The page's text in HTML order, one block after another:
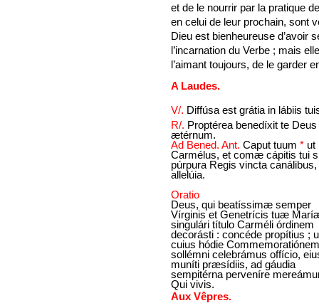
et de le nourrir par la pratique
en celui de leur prochain, sont
Dieu est bienheureuse d’avoir
l’incarnation du Verbe ; mais
l’aimant toujours, de le garder
A Laudes.
V/. Diffúsa est grátia in lábiis
R/. Proptérea benedíxit te Deus
ætérnum.
Ad Bened. Ant. Caput tuum * ut
Carmélus, et comæ cápitis tui
púrpura Regis vincta canálibus,
allelúia.
Oratio
Deus, qui beatíssimæ semper
Vírginis et Genetrícis tuæ
singulári título Carméli órdinem
decorásti : concéde propítius ;
cuius hódie Commemoratiónem
sollémni celebrámus offício,
muníti præsídiis, ad gáudia
sempitérna perveníre
Qui vivis.
Aux Vêpres.